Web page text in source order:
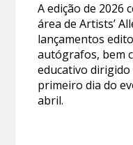
A edição de 2026
área de Artists’
lançamentos
autógrafos, bem
educativo
primeiro dia do
abril.